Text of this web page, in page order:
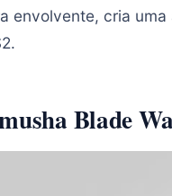
envolvente, cria
Blade